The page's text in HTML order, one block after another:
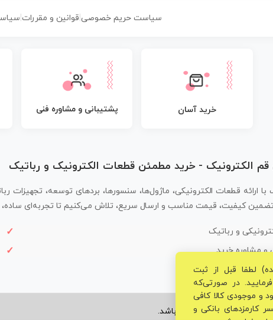
سیاست حریم خصوصی| قوانین و مقررات
خرید آسان پشتیبانی و مشاوره فنی
قم الکترونیک - خرید مطمئن قطعات الکترونیک و رباتیک
با ارائه قطعات الکترونیکی، ماژول‌ها، سنسورها، بردهای توسعه،
کیفیت، قیمت مناسب و ارسال سریع، تلاش می‌کنیم تا تجربه‌ای ساده،
و رباتیک
مشاوره خرید
قم الکترونیک محفوظ می‌باشد.
لطفا قبل از ثبت
در صورتی‌که
و موجودی کالا کافی
کارمزدهای بانکی و